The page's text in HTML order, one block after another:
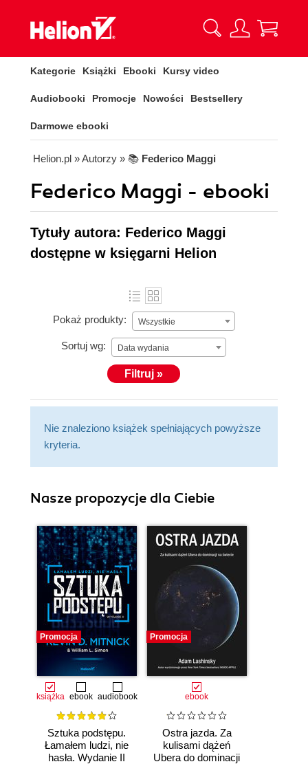
Kategorie Książki Ebooki Kursy video
Audiobooki Promocje Nowości Bestsellery
Darmowe ebooki
Helion.pl » Autorzy » 📚 Federico Maggi
Federico Maggi - ebooki
Tytuły autora: Federico Maggi
dostępne w księgarni Helion
Pokaż produkty: Wszystkie
Sortuj wg: Data wydania
Filtruj »
Nie znaleziono książek spełniających powyższe
kryteria.
Nasze propozycje dla Ciebie
Promocja
książka ebook audiobook
Sztuka podstępu.
Łamałem ludzi, nie
hasła. Wydanie II
Promocja
ebook
Ostra jazda. Za
kulisami dążeń
Ubera do dominacji